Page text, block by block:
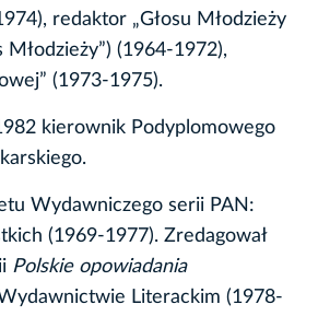
redaktor „Głosu Młodzieży
Młodzieży”) (1964-1972),
(1973-1975).
kierownik Podyplomowego
Wydawniczego serii PAN:
(1969-1977). Zredagował
Polskie opowiadania
Literackim (1978-